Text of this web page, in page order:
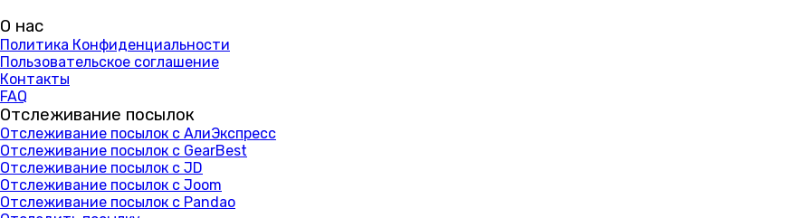
О нас
Политика Конфиденциальности
Пользовательское соглашение
Контакты
FAQ
Отслеживание посылок
Отслеживание посылок с АлиЭкспресс
Отслеживание посылок с GearBest
Отслеживание посылок с JD
Отслеживание посылок с Joom
Отслеживание посылок с Pandao